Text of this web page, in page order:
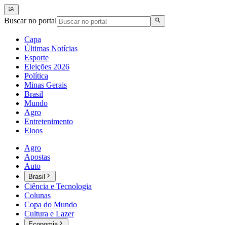
Buscar no portal
Capa
Últimas Notícias
Esporte
Eleições 2026
Política
Minas Gerais
Brasil
Mundo
Agro
Entretenimento
Eloos
Agro
Apostas
Auto
Brasil
Ciência e Tecnologia
Colunas
Copa do Mundo
Cultura e Lazer